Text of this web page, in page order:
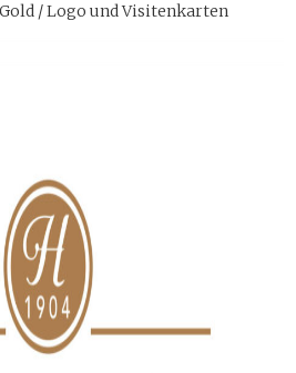
/ Logo und Visitenkarten